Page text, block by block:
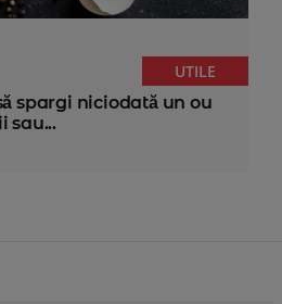
UTILE
spargi niciodată un ou
sau...